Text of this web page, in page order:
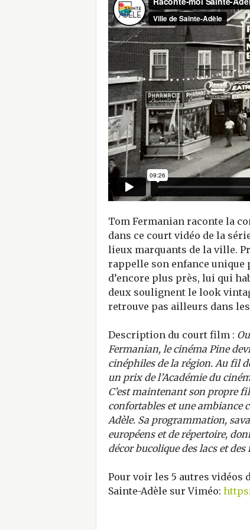
Tom Fermanian raconte la
dans ce court vidéo de la
lieux marquants de la ville.
rappelle son enfance unique
d’encore plus près, lui qui
deux soulignent le look
retrouve pas ailleurs dans
Description du court film :
Fermanian, le cinéma Pine
cinéphiles de la région. Au fil
un prix de l’Académie du
C’est maintenant son propre
confortables et une ambiance
Adèle. Sa programmation,
européens et de répertoire,
décor bucolique des lacs et
Pour voir les 5 autres vidéos
Sainte-Adèle sur Viméo: